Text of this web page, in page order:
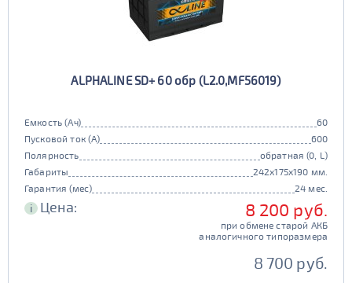
ALPHALINE SD+ 60 обр (L2.0,MF56019)
Емкость (Ач)
60
Пусковой ток (А)
600
Полярность
обратная (0, L)
Габариты
242x175x190 мм.
Гарантия (мес)
24 мес.
i Цена: 8 200 руб.
при обмене старой АКБ
аналогичного типоразмера
8 700 руб.